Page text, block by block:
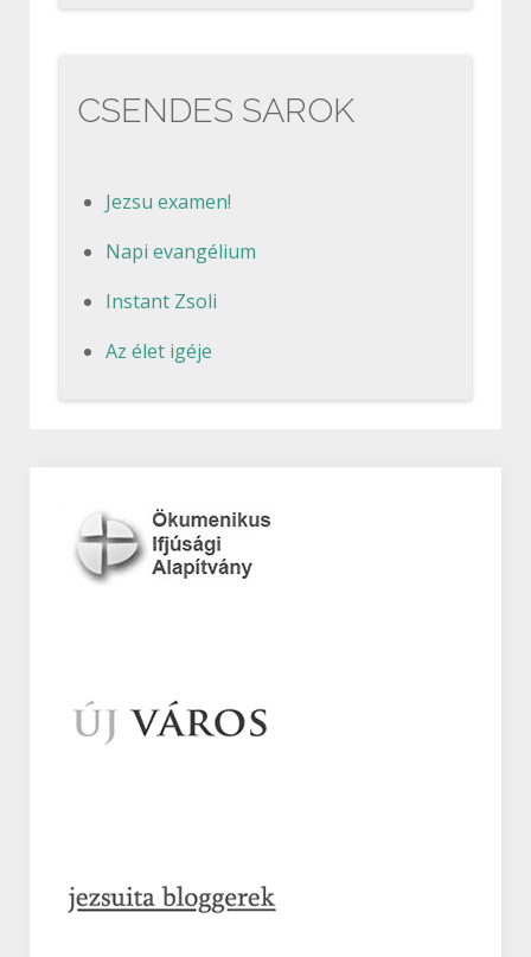
CSENDES SAROK
Jezsu examen!
Napi evangélium
Instant Zsoli
Az élet igéje